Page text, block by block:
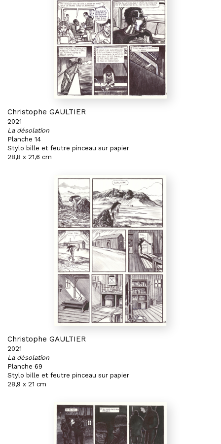
Christophe GAULTIER
2021
La désolation
Planche 14
Stylo bille et feutre pinceau sur papier
28,8 x 21,6 cm
Christophe GAULTIER
2021
La désolation
Planche 69
Stylo bille et feutre pinceau sur papier
28,9 x 21 cm